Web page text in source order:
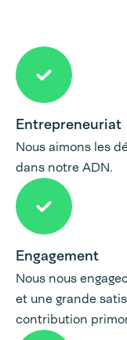
Entrepreneuriat
Nous aimons les
dans notre ADN.
Engagement
Nous nous
et une grande
contribution